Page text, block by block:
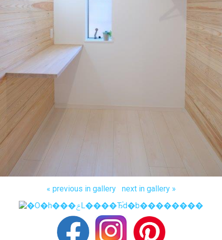
« previous in gallery next in gallery »